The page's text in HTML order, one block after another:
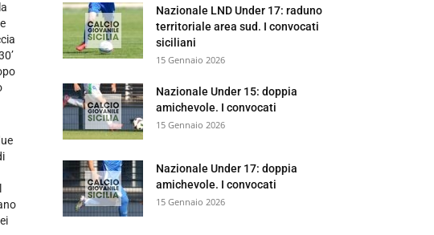
Nazionale LND Under 17: raduno
territoriale area sud. I convocati
siciliani
15 Gennaio 2026
Nazionale Under 15: doppia
amichevole. I convocati
15 Gennaio 2026
Nazionale Under 17: doppia
amichevole. I convocati
15 Gennaio 2026